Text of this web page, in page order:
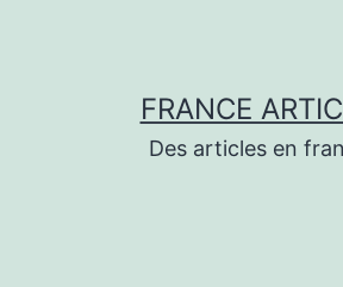
FRANCE
Des articles en